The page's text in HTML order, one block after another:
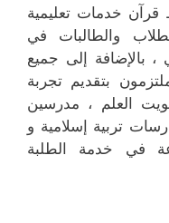
قرآن خدمات تعليمية
والطالبات في
إلى جميع
بتقديم تجربة
العلم ، مدرسين
تربية إسلامية و
في خدمة الطلبة